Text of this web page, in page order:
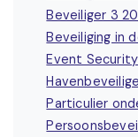
Beveiliger 3
Beveiliging in
Event
Particulier